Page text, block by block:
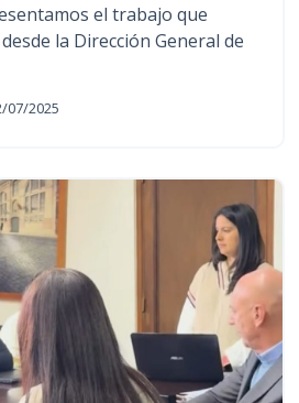
el trabajo que
la Dirección General de
07/2025